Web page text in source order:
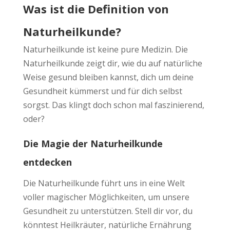
Was ist die Definition von
Naturheilkunde?
Naturheilkunde ist keine pure Medizin. Die
Naturheilkunde zeigt dir, wie du auf natürliche
Weise gesund bleiben kannst, dich um deine
Gesundheit kümmerst und für dich selbst
sorgst. Das klingt doch schon mal faszinierend,
oder?
Die Magie der Naturheilkunde
entdecken
Die Naturheilkunde führt uns in eine Welt
voller magischer Möglichkeiten, um unsere
Gesundheit zu unterstützen. Stell dir vor, du
könntest Heilkräuter, natürliche Ernährung